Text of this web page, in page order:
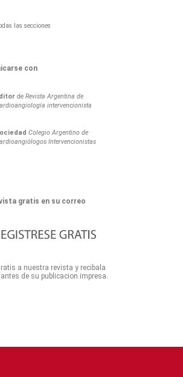
las secciones
con
de Revista Argentina de
intervencionista
Colegio Argentino de
Intervencionistas
gratis en su correo
a nuestra revista y recibala
de su publicacion impresa.